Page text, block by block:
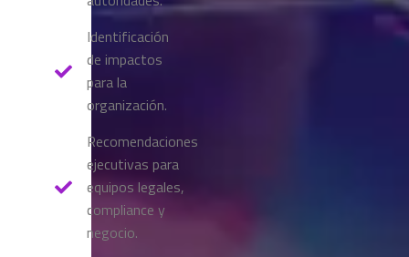
Identificación
de impactos
para la
organización.
Recomendaciones
ejecutivas para
equipos legales,
compliance y
negocio.